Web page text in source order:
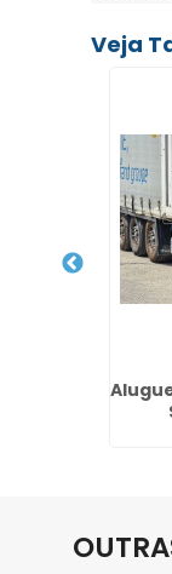
Veja